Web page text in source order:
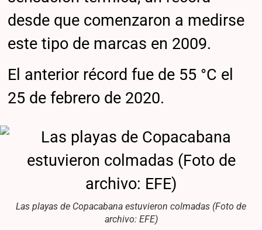
desde que comenzaron a medirse
este tipo de marcas en 2009.
El anterior récord fue de 55 °C el
25 de febrero de 2020.
Las playas de Copacabana estuvieron colmadas (Foto de
archivo: EFE)